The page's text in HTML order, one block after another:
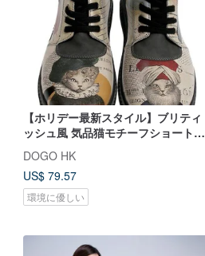
【ホリデー最新スタイル】ブリティ
ッシュ風 気品猫モチーフショートブ
ーツ 冬 新調 猫 レディースシューズ
旅行
DOGO HK
US$ 79.57
環境に優しい